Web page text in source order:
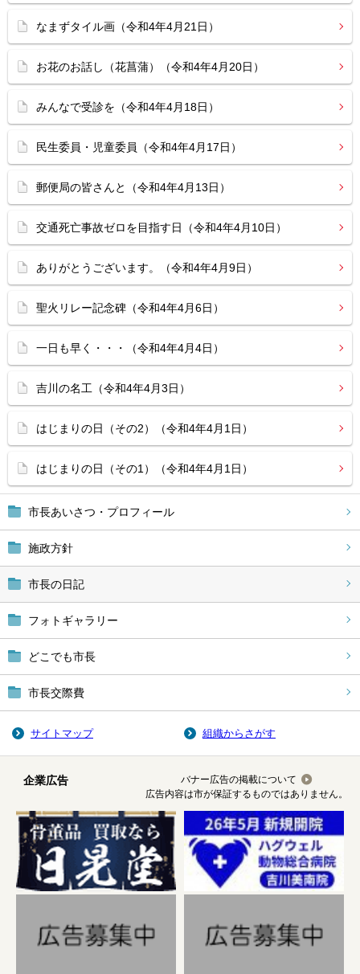
市長あいさつ・プロフィール
施政方針
市長の日記
フォトギャラリー
どこでも市長
市長交際費
なまずタイル画（令和4年4月21日）
お花のお話し（花菖蒲）（令和4年4月20日）
みんなで受診を（令和4年4月18日）
民生委員・児童委員（令和4年4月17日）
郵便局の皆さんと（令和4年4月13日）
交通死亡事故ゼロを目指す日（令和4年4月10日）
ありがとうございます。（令和4年4月9日）
聖火リレー記念碑（令和4年4月6日）
一日も早く・・・（令和4年4月4日）
吉川の名工（令和4年4月3日）
はじまりの日（その2）（令和4年4月1日）
はじまりの日（その1）（令和4年4月1日）
サイトマップ 組織からさがす
企業広告
バナー広告の掲載について
広告内容は市が保証するものではありません。